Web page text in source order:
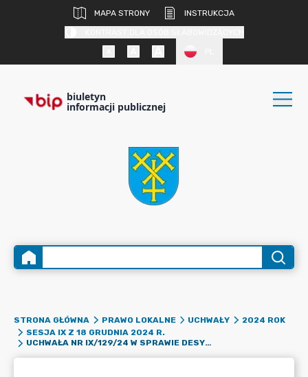
MAPA STRONY
INSTRUKCJA
biuletyn
informacji publicznej
STRONA GŁÓWNA PRAWO LOKALNE UCHWAŁY
2024 ROK
SESJA IX Z 18 GRUDNIA 2024 R.
UCHWAŁA NR IX/129/24 W SPRAWIE DESYGNOWANIA RADNEGO RADY MIEJSKIEJ W MOGILNIE DO UDZIAŁU W EUROPEJSKIM KORPUSIE RADNYCH.